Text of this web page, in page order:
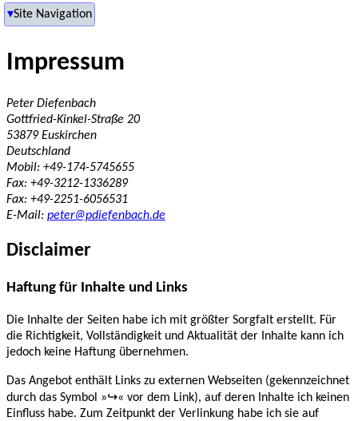
Site Navigation
Site Navigation
Impressum
Peter Diefenbach
Gottfried-Kinkel-Straße 20
53879 Euskirchen
Deutschland
Mobil: +49-174-5745655
Fax: +49-3212-1336289
Fax: +49-2251-6056531
E-Mail: peter@pdiefenbach.de
Disclaimer
Haftung für Inhalte und Links
Die Inhalte der Seiten habe ich mit größter Sorgfalt erstellt. Für
die Richtigkeit, Vollständigkeit und Aktualität der Inhalte kann ich
jedoch keine Haftung übernehmen.
Das Angebot enthält Links zu externen Webseiten (gekennzeichnet
durch das Symbol »
« vor dem Link), auf deren Inhalte ich keinen
Einfluss habe. Zum Zeitpunkt der Verlinkung habe ich sie auf